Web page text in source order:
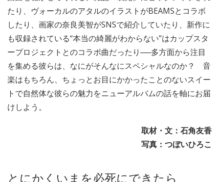
たり、ヴォーカルのアタルのイラストがBEAMSとコラボ
したり、画家の奈良美智がSNSで紹介していたり、新作に
も収録されている“本当の綺麗がわからない”はカップスタ
ープロジェクトとのコラボ曲だったり──多方面から注目
を集める彼らは、なにがそんなにスペシャルなのか？ 音
楽はもちろん、ちょっとお目にかかったことのないスイー
トで自然体な彼らの魅力をニューアルバムの話を軸にお届
けしよう。
取材・文：石角友香
写真：つぼいひろこ
とにかくいまを必死にできたら